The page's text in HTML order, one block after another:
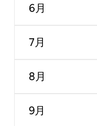
6月
7月
8月
9月